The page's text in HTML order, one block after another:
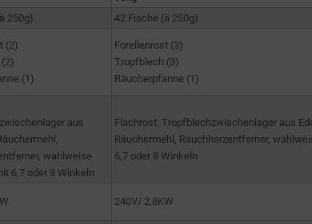
250g) 42 Fische (à 250g)
(2)
(1)
Forellenrost (3)
Tropfblech (3)
Räucherpfanne (1)
aus
wahlweise
6,7 oder 8 Winkeln
Flachrost, Tropfblechzwischenlager aus
Räuchermehl, Rauchharzentferner,
6,7 oder 8 Winkeln
240V/ 2,8KW